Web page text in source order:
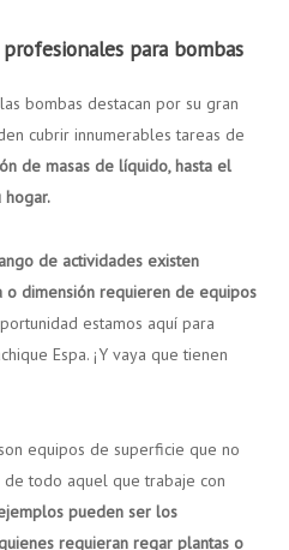
para bombas
bombas destacan por su gran
cubrir innumerables tareas de
de masas de líquido, hasta el
hogar.
de actividades existen
o dimensión requieren de equipos
estamos aquí para
Espa. ¡Y vaya que tienen
equipos de superficie que no
todo aquel que trabaje con
pueden ser los
requieran regar plantas o